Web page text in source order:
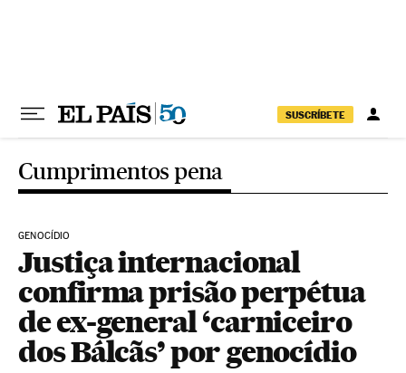
SUSCRÍBETE
Cumprimentos pena
GENOCÍDIO
Justiça internacional
confirma prisão perpétua
de ex-general ‘carniceiro
dos Bálcãs’ por genocídio